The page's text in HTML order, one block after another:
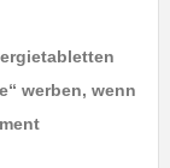
werben, wenn